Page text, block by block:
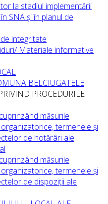
la stadiul implementării
SNA și în planul de
integritate
Materiale informative
BELCIUGATELE
PROCEDURILE
măsurile
termenele și
de hotărâri ale
măsurile
termenele și
de dispoziții ale